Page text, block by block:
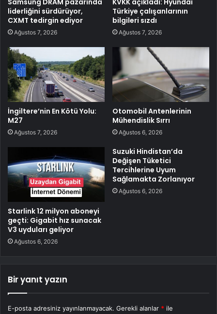
Samsung DRAM pazarında
liderliğini sürdürüyor,
CXMT tedirgin ediyor
Ağustos 7, 2026
KVKK açıkladı: Hyundai
Türkiye çalışanlarının
bilgileri sızdı
Ağustos 7, 2026
İngiltere’nin En Kötü Yolu:
M27
Ağustos 7, 2026
Otomobil Antenlerinin
Mühendislik Sırrı
Ağustos 6, 2026
Starlink 12 milyon aboneyi
geçti: Gigabit hız sunacak
V3 uyduları geliyor
Ağustos 6, 2026
Suzuki Hindistan’da
Değişen Tüketici
Tercihlerine Uyum
Sağlamakta Zorlanıyor
Ağustos 6, 2026
Bir yanıt yazın
E-posta adresiniz yayınlanmayacak. Gerekli alanlar * ile